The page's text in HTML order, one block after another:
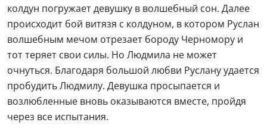
колдун погружает девушку в волшебный сон. Далее
происходит бой витязя с колдуном, в котором Руслан
волшебным мечом отрезает бороду Черномору и
тот теряет свои силы. Но Людмила не может
очнуться. Благодаря большой любви Руслану удается
пробудить Людмилу. Девушка просыпается и
возлюбленные вновь оказываются вместе, пройдя
через все испытания.